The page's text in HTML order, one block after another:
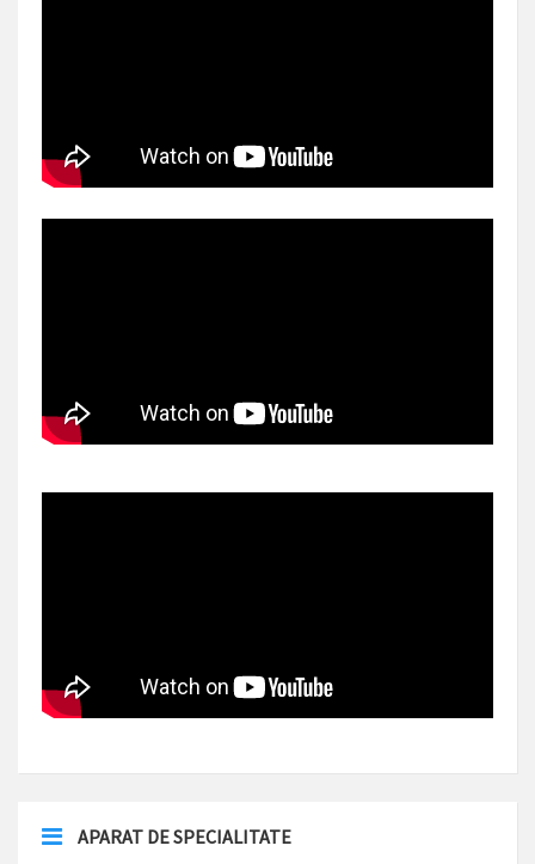
APARAT DE SPECIALITATE